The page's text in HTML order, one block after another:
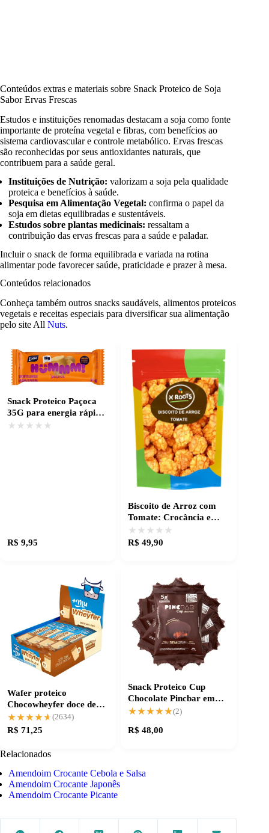
Conteúdos extras e materiais sobre Snack Proteico de Soja
Sabor Ervas Frescas
Estudos e instituições renomadas destacam a soja como fonte
importante de proteína vegetal e fibras, com benefícios ao
sistema cardiovascular e controle metabólico. Ervas frescas
são reconhecidas por seus antioxidantes naturais, que
contribuem para a saúde geral.
Instituições de Nutrição: valorizam a soja pela qualidade
proteica e benefícios à saúde.
Pesquisa em Alimentação Vegetal: confirma o papel da
soja em dietas equilibradas e sustentáveis.
Estudos sobre plantas medicinais: ressaltam a
contribuição das ervas frescas para a saúde e paladar.
Incluir o snack de forma equilibrada e variada na rotina
alimentar pode favorecer saúde, praticidade e prazer à mesa.
Conteúdos relacionados
Conheça também outros snacks saudáveis, alimentos proteicos
vegetais e receitas especiais para diversificar sua alimentação
pelo site All Nuts.
Snack Proteico Paçoca
35G para energia rápida
e sabor irresistível
★★★★★
★★★★★
R$ 9,95
Biscoito de Arroz com
Tomate: Crocância e
Sabor Temperado
★★★★★
★★★★★
R$ 49,90
Wafer proteico
Chocowheyfer doce de
leite com zero açúcar
★★★★★
★★★★★ (2634)
R$ 71,25
Snack Proteico Cup
Chocolate Pincbar em
Kit Prático
★★★★★
★★★★★(2)
R$ 48,00
Relacionados
Amendoim Crocante Cebola e Salsa
Amendoim Crocante Japonês
Amendoim Crocante Picante